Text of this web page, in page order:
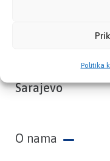
Politika
Zavod
Sarajevo
O nama